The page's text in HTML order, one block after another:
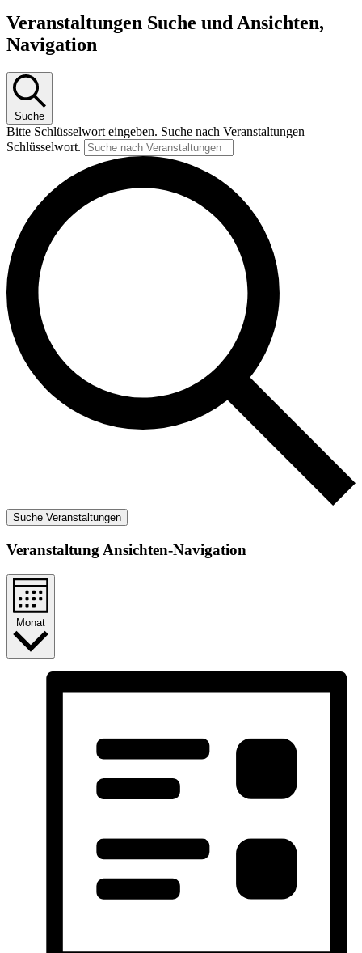
Veranstaltungen Suche und Ansichten,
Navigation
Suche
Bitte Schlüsselwort eingeben. Suche nach Veranstaltungen
Schlüsselwort.
Suche Veranstaltungen
Veranstaltung Ansichten-Navigation
Monat